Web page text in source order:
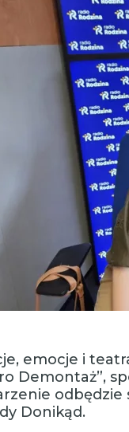
emocje i
Demontaż”,
odbędzie
Donikąd.